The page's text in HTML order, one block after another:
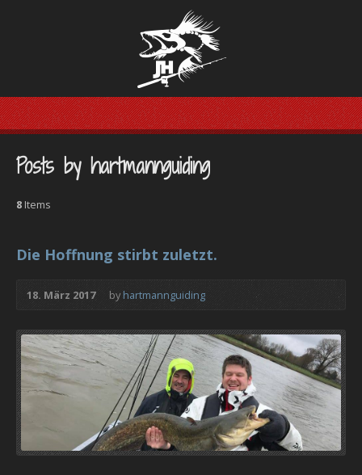
Posts by hartmannguiding
8 Items
Die Hoffnung stirbt zuletzt.
18. März 2017 by hartmannguiding